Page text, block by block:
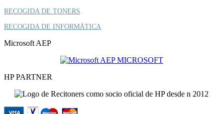
RECOGIDA DE TONERS
RECOGIDA DE INFORMÁTICA
Microsoft AEP
HP PARTNER